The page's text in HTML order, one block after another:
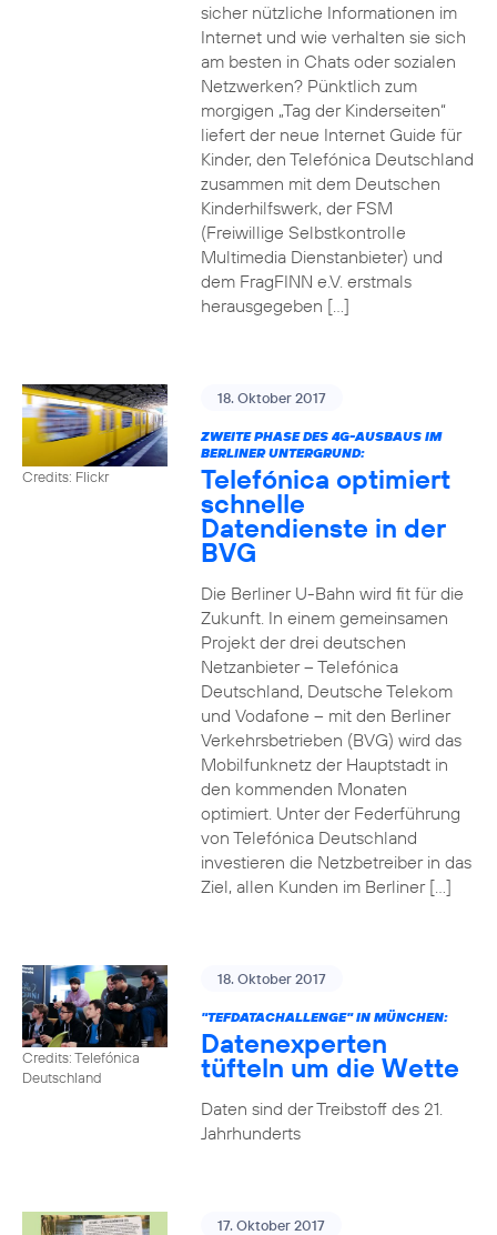
sicher nützliche Informationen im
Internet und wie verhalten sie sich
am besten in Chats oder sozialen
Netzwerken? Pünktlich zum
morgigen „Tag der Kinderseiten“
liefert der neue Internet Guide für
Kinder, den Telefónica Deutschland
zusammen mit dem Deutschen
Kinderhilfswerk, der FSM
(Freiwillige Selbstkontrolle
Multimedia Dienstanbieter) und
dem FragFINN e.V. erstmals
herausgegeben […]
Credits: Flickr
18. Oktober 2017
ZWEITE PHASE DES 4G-AUSBAUS IM
BERLINER UNTERGRUND:
Telefónica optimiert
schnelle
Datendienste in der
BVG
Die Berliner U-Bahn wird fit für die
Zukunft. In einem gemeinsamen
Projekt der drei deutschen
Netzanbieter – Telefónica
Deutschland, Deutsche Telekom
und Vodafone – mit den Berliner
Verkehrsbetrieben (BVG) wird das
Mobilfunknetz der Hauptstadt in
den kommenden Monaten
optimiert. Unter der Federführung
von Telefónica Deutschland
investieren die Netzbetreiber in das
Ziel, allen Kunden im Berliner […]
Credits: Telefónica
Deutschland
18. Oktober 2017
"TEFDATACHALLENGE" IN MÜNCHEN:
Datenexperten
tüfteln um die Wette
Daten sind der Treibstoff des 21.
Jahrhunderts
17. Oktober 2017